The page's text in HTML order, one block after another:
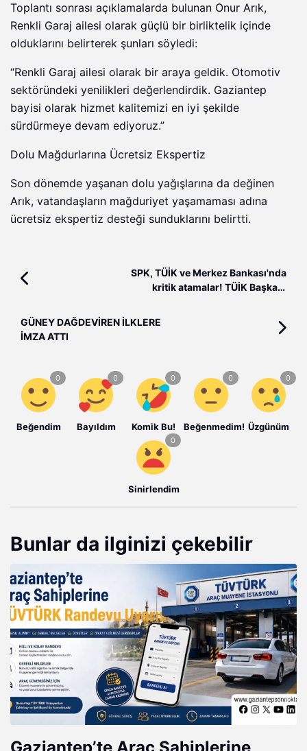
Toplantı sonrası açıklamalarda bulunan Onur Arık,
Renkli Garaj ailesi olarak güçlü bir birliktelik içinde
olduklarını belirterek şunları söyledi:
“Renkli Garaj ailesi olarak bir araya geldik. Otomotiv
sektöründeki yenilikleri değerlendirdik. Gaziantep
bayisi olarak hizmet kalitemizi en iyi şekilde
sürdürmeye devam ediyoruz.”
Dolu Mağdurlarına Ücretsiz Ekspertiz
Son dönemde yaşanan dolu yağışlarına da değinen
Arık, vatandaşların mağduriyet yaşamaması adına
ücretsiz ekspertiz desteği sunduklarını belirtti.
SPK, TÜİK ve Merkez Bankası'nda
kritik atamalar! TÜİK Başkanı
GÜNEY DAĞDEVİREN İLKLERE
İMZA ATTI
Beğendim Bayıldım Komik Bu! Beğenmedim! Üzgünüm
Sinirlendim
Bunlar da ilginizi çekebilir